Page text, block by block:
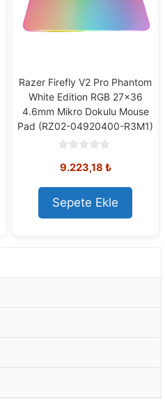
Razer Firefly V2 Pro Phantom
White Edition RGB 27×36
4.6mm Mikro Dokulu Mouse
Pad (RZ02-04920400-R3M1)
o
t
o
f
5
9.223,18 ₺
Sepete Ekle